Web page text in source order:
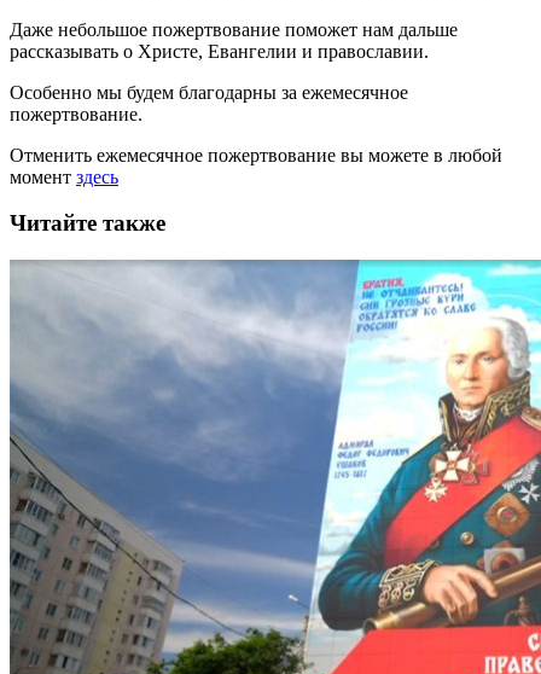
Даже небольшое пожертвование поможет нам дальше
рассказывать о Христе, Евангелии и православии.
Особенно мы будем благодарны за ежемесячное
пожертвование.
Отменить ежемесячное пожертвование вы можете в любой
момент здесь
Читайте также